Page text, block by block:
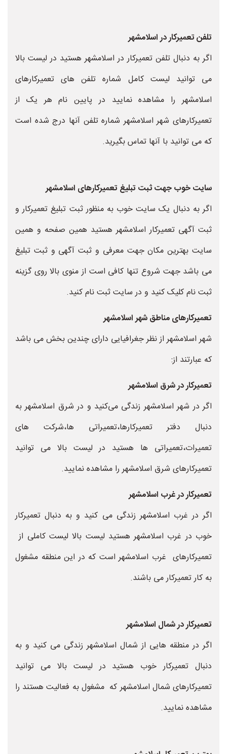
تلفن تعمیرکار در اسلامشهر
اگر به دنبال تلفن تعمیرکار در اسلامشهر هستید در لیست بالا
می توانید لیست کامل شماره تلفن های تعمیرکارهای
اسلامشهر را مشاهده نمایید در پایین نام هر یک از
تعمیرکارهای شهر اسلامشهر شماره تلفن آنها درج شده است
که می توانید با آنها تماس بگیرید.
سایت خوب جهت ثبت تبلیغ تعمیرکارهای اسلامشهر
اگر به دنبال یک سایت خوب به منظور ثبت تبلیغ تعمیرکار و
ثبت آگهی تعمیرکار اسلامشهر هستید همین صفحه و همین
سایت بهترین مکان جهت معرفی و ثبت آگهی و ثبت تبلیغ
می باشد جهت شروع تنها کافی است از منوی بالا روی گزینه
ثبت نام کلیک کنید و در سایت ثبت نام کنید.
تعمیرکارهای مناطق شهر اسلامشهر
شهر اسلامشهر از نظر جغرافیایی دارای چندین بخش می باشد
که عبارتند از:
تعمیرکار در شرق اسلامشهر
اگر در شهر اسلامشهر زندگی می‌کنید و در شرق اسلامشهر به
دنبال دفتر تعمیرکارها،تعمیراتی ها،شرکت های
تعمیرات،تعمیراتی ها هستید در لیست بالا می توانید
تعمیرکارهای شرق اسلامشهر را مشاهده نمایید.
تعمیرکار در غرب اسلامشهر
اگر در غرب اسلامشهر زندگی می کنید و به دنبال تعمیرکار
خوب در غرب اسلامشهر هستید لیست بالا لیست کاملی از
تعمیرکارهای غرب اسلامشهر است که در این منطقه مشغول
به کار تعمیرکار می باشند.
تعمیرکار در شمال اسلامشهر
اگر در منطقه هایی از شمال اسلامشهر زندگی می کنید و به
دنبال تعمیرکار خوب هستید در لیست بالا می توانید
تعمیرکارهای شمال اسلامشهر که مشغول به فعالیت هستند را
مشاهده نمایید.